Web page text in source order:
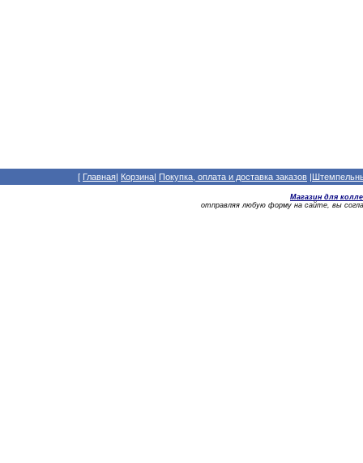
[ Главная| Корзина| Покупка, оплата и доставка заказов |
Магазин для
отправляя любую форму на сайте, вы